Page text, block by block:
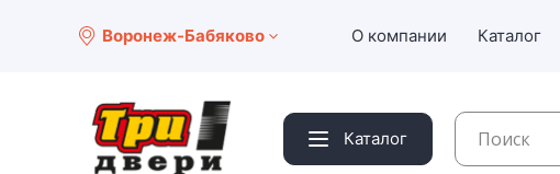
Воронеж-Бабяково О компании Каталог
Каталог